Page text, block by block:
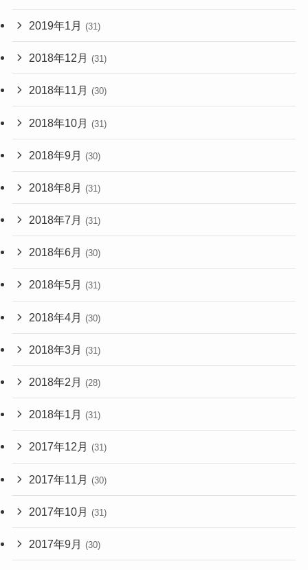
2019年1月 (31)
2018年12月 (31)
2018年11月 (30)
2018年10月 (31)
2018年9月 (30)
2018年8月 (31)
2018年7月 (31)
2018年6月 (30)
2018年5月 (31)
2018年4月 (30)
2018年3月 (31)
2018年2月 (28)
2018年1月 (31)
2017年12月 (31)
2017年11月 (30)
2017年10月 (31)
2017年9月 (30)